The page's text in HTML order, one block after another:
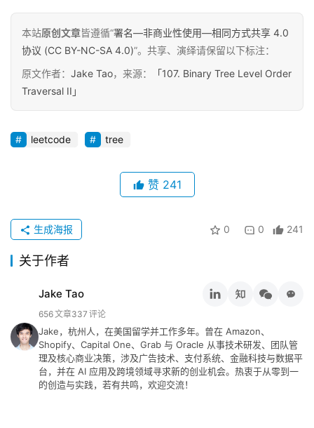
碎
碎
&
于
&
留
登录 注册
本站原创文章皆遵循“署名—非商业性使用—相同方式共享 4.0
协议 (CC BY-NC-SA 4.0)”。共享、演绎请保留以下标注：
原文作者： Jake Tao，来源：
「107. Binary Tree Level Order
Traversal II」
leetcode tree
赞 241
0 0 241
生成海报
关于作者
Jake Tao
656文章337 评论
Jake，杭州人，在美国留学并工作多年。曾在 Amazon、
Shopify、Capital One、Grab 与 Oracle 从事技术研发、团队管
理及核心商业决策，涉及广告技术、支付系统、金融科技与数据平
台，并在 AI 应用及跨境领域寻求新的创业机会。热衷于从零到一
的创造与实践，若有共鸣，欢迎交流！